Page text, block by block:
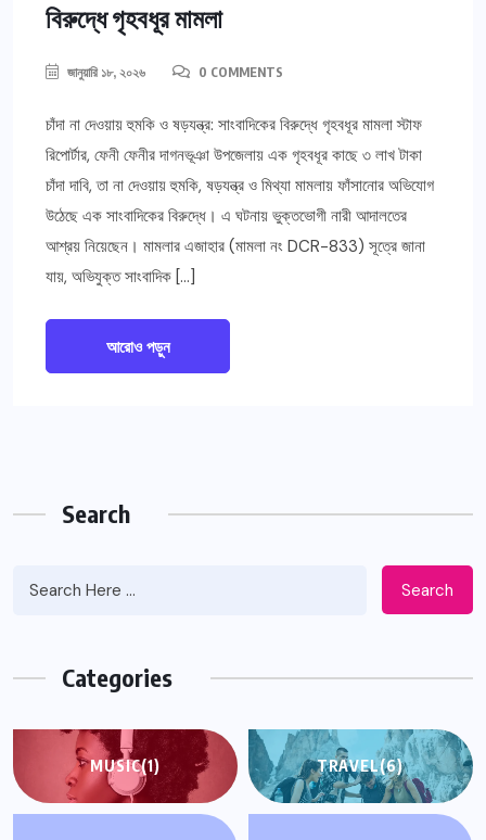
বিরুদ্ধে গৃহবধূর মামলা
জানুয়ারি ১৮, ২০২৬ 0 COMMENTS
চাঁদা না দেওয়ায় হুমকি ও ষড়যন্ত্র: সাংবাদিকের বিরুদ্ধে গৃহবধূর মামলা স্টাফ
রিপোর্টার, ফেনী ফেনীর দাগনভূঞা উপজেলায় এক গৃহবধূর কাছে ৩ লাখ টাকা
চাঁদা দাবি, তা না দেওয়ায় হুমকি, ষড়যন্ত্র ও মিথ্যা মামলায় ফাঁসানোর অভিযোগ
উঠেছে এক সাংবাদিকের বিরুদ্ধে। এ ঘটনায় ভুক্তভোগী নারী আদালতের
আশ্রয় নিয়েছেন। মামলার এজাহার (মামলা নং DCR-833) সূত্রে জানা
যায়, অভিযুক্ত সাংবাদিক […]
আরোও পড়ুন
Search
Search
Categories
MUSIC(1) TRAVEL(6)